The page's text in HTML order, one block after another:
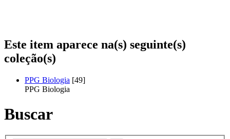
Este item aparece na(s) seguinte(s)
coleção(s)
PPG Biologia [49]
PPG Biologia
Buscar